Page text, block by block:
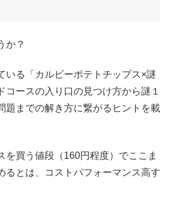
か？
いる「カルビーポテトチップス×謎
コースの入り口の見つけ方から謎１
題までの解き方に繋がるヒントを載
を買う値段（160円程度）でここま
るとは、コストパフォーマンス高す